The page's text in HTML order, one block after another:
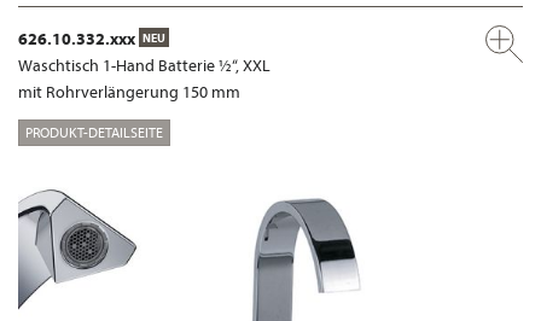
626.10.332.xxx NEU
Waschtisch 1-Hand Batterie ½“, XXL
mit Rohrverlängerung 150 mm
PRODUKT-DETAILSEITE